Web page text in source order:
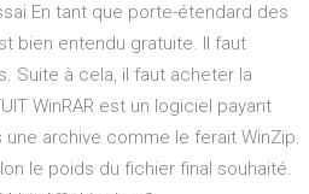
En tant que porte-étendard des
bien entendu gratuite. Il faut
Suite à cela, il faut acheter la
WinRAR est un logiciel payant
archive comme le ferait WinZip.
le poids du fichier final souhaité.